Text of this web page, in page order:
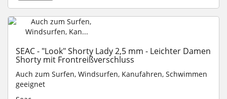
SEAC - "Look" Shorty Lady 2,5 mm - Leichter Damen
Shorty mit Frontreißverschluss
Auch zum Surfen, Windsurfen, Kanufahren, Schwimmen
geeignet